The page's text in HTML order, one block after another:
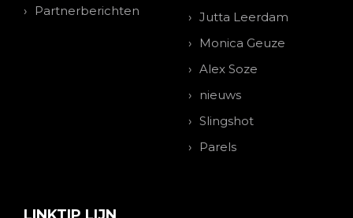
Partnerberichten
Jutta Leerdam
Monica Geuze
Alex Soze
nieuws
Slingshot
Parels